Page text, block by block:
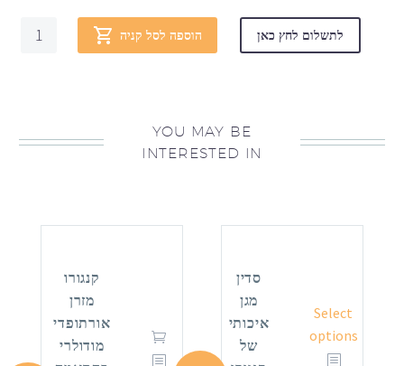
הוספה לסל קניה לתשלום לחץ כאן
YOU MAY BE
INTERESTED IN
קנגורו
מזרן
אורתופדי
מודולרי
סדין
מגן
איכותי
של
Select
options